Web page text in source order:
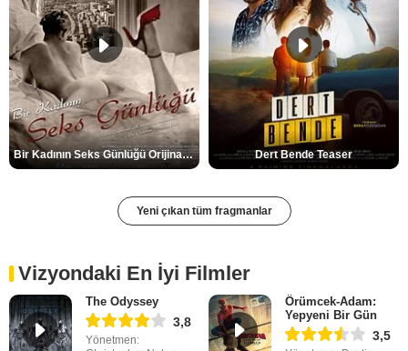
Bir Kadının Seks Günlüğü Orijinal Fragman Dert Bende Teaser
Yeni çıkan tüm fragmanlar
Vizyondaki En İyi Filmler
The Odyssey
3,8
Yönetmen:
Örümcek-Adam:
Yepyeni Bir Gün
3,5